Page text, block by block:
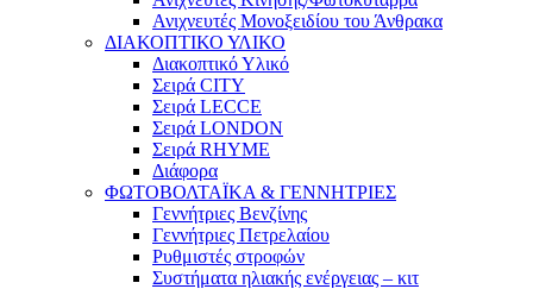
Ανιχνευτές Μονοξειδίου του Άνθρακα
ΔΙΑΚΟΠΤΙΚΟ ΥΛΙΚΟ
Διακοπτικό Υλικό
Σειρά CITY
Σειρά LECCE
Σειρά LONDON
Σειρά RHYME
Διάφορα
ΦΩΤΟΒΟΛΤΑΪΚΑ & ΓΕΝΝΗΤΡΙΕΣ
Γεννήτριες Βενζίνης
Γεννήτριες Πετρελαίου
Ρυθμιστές στροφών
Συστήματα ηλιακής ενέργειας – κιτ